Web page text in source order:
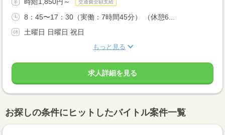
交通費全額支給
8：45〜17：30（実働：7時間45分） （休憩6...
土曜日 日曜日 祝日
もっと見る
求人詳細を見る
お探しの条件にヒットしたバイトル案件一覧